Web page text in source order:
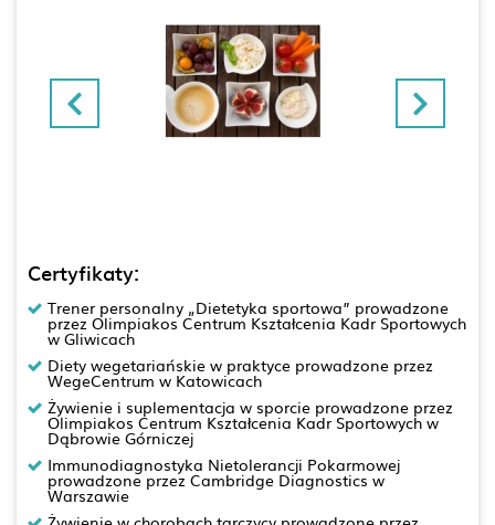
Certyfikaty:
Trener personalny „Dietetyka sportowa” prowadzone
przez Olimpiakos Centrum Kształcenia Kadr Sportowych
w Gliwicach
Diety wegetariańskie w praktyce prowadzone przez
WegeCentrum w Katowicach
Żywienie i suplementacja w sporcie prowadzone przez
Olimpiakos Centrum Kształcenia Kadr Sportowych w
Dąbrowie Górniczej
Immunodiagnostyka Nietolerancji Pokarmowej
prowadzone przez Cambridge Diagnostics w
Warszawie